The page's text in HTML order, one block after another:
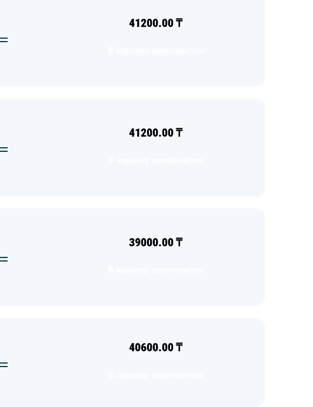
41200.00₸
41200.00₸
39000.00₸
40600.00₸